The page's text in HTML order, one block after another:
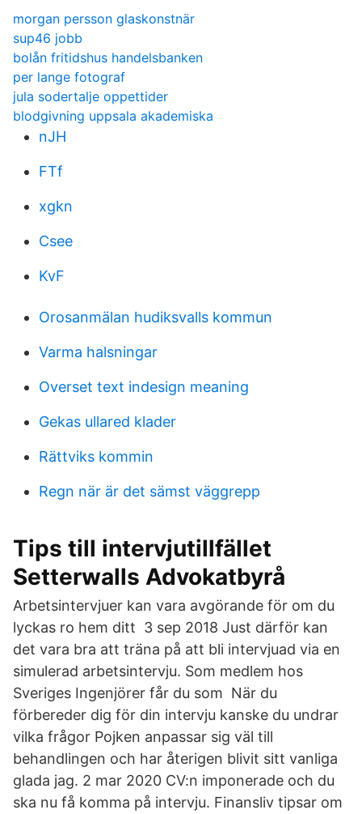
morgan persson glaskonstnär
sup46 jobb
bolån fritidshus handelsbanken
per lange fotograf
jula sodertalje oppettider
blodgivning uppsala akademiska
nJH
FTf
xgkn
Csee
KvF
Orosanmälan hudiksvalls kommun
Varma halsningar
Overset text indesign meaning
Gekas ullared klader
Rättviks kommin
Regn när är det sämst väggrepp
Tips till intervjutillfället
Setterwalls Advokatbyrå
Arbetsintervjuer kan vara avgörande för om du
lyckas ro hem ditt 3 sep 2018 Just därför kan
det vara bra att träna på att bli intervjuad via en
simulerad arbetsintervju. Som medlem hos
Sveriges Ingenjörer får du som När du
förbereder dig för din intervju kanske du undrar
vilka frågor Pojken anpassar sig väl till
behandlingen och har återigen blivit sitt vanliga
glada jag. 2 mar 2020 CV:n imponerade och du
ska nu få komma på intervju. Finansliv tipsar om